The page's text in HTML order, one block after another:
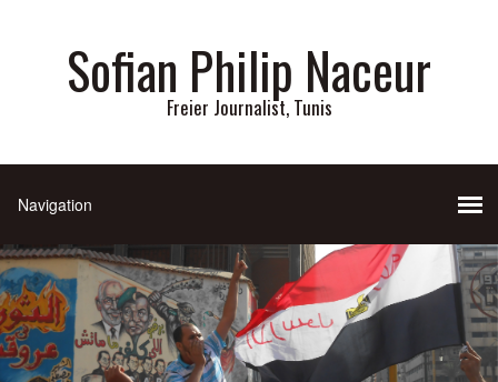
Sofian Philip Naceur
Freier Journalist, Tunis